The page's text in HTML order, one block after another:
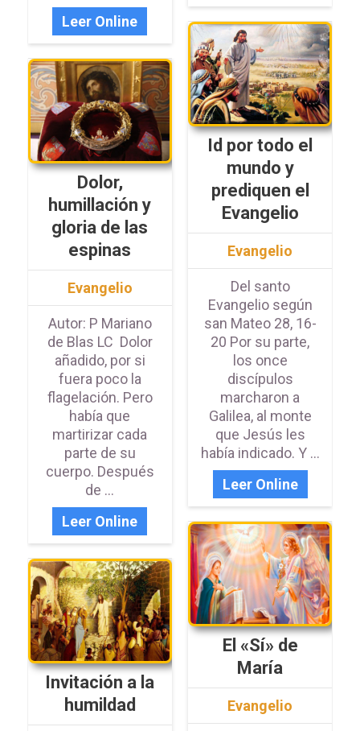
Leer Online
Id por todo el
mundo y
prediquen el
Evangelio
Evangelio
Del santo
Evangelio según
san Mateo 28, 16-
20 Por su parte,
los once
discípulos
marcharon a
Galilea, al monte
que Jesús les
había indicado. Y ...
Leer Online
Dolor,
humillación y
gloria de las
espinas
Evangelio
Autor: P Mariano
de Blas LC Dolor
añadido, por si
fuera poco la
flagelación. Pero
había que
martirizar cada
parte de su
cuerpo. Después
de ...
Leer Online
El «Sí» de
María
Evangelio
Invitación a la
humildad